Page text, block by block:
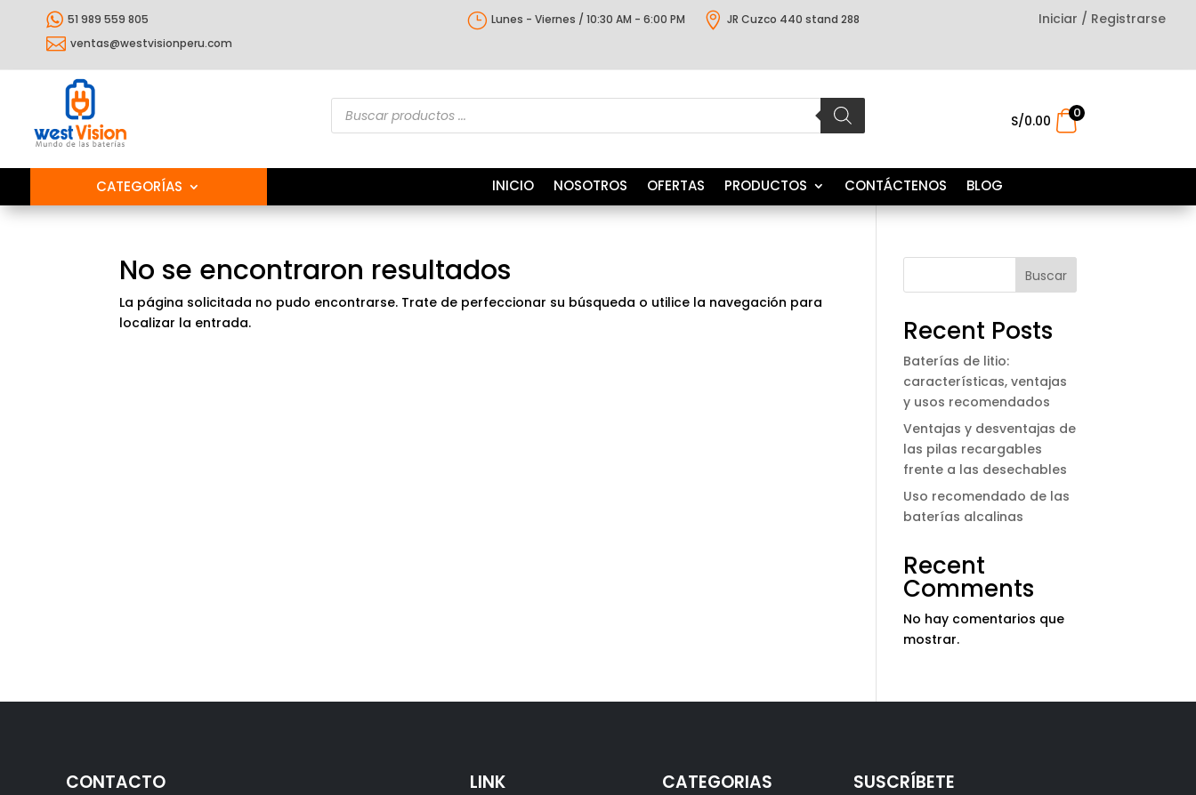
 51 989 559 805
 ventas@westvisionperu.com
} Lunes - Viernes / 10:30 AM - 6:00 PM  JR Cuzco 440 stand 288 Iniciar / Registrarse
Búsqueda
de
productos S/0.00 0
CATEGORÍAS INICIO NOSOTROS OFERTAS PRODUCTOS CONTÁCTENOS BLOG
No se encontraron resultados
La página solicitada no pudo encontrarse. Trate de perfeccionar su búsqueda o utilice la navegación para
localizar la entrada.
Buscar
Recent Posts
Baterías de litio:
características, ventajas
y usos recomendados
Ventajas y desventajas de
las pilas recargables
frente a las desechables
Uso recomendado de las
baterías alcalinas
Recent
Comments
No hay comentarios que
mostrar.
CONTACTO LINK CATEGORIAS SUSCRÍBETE